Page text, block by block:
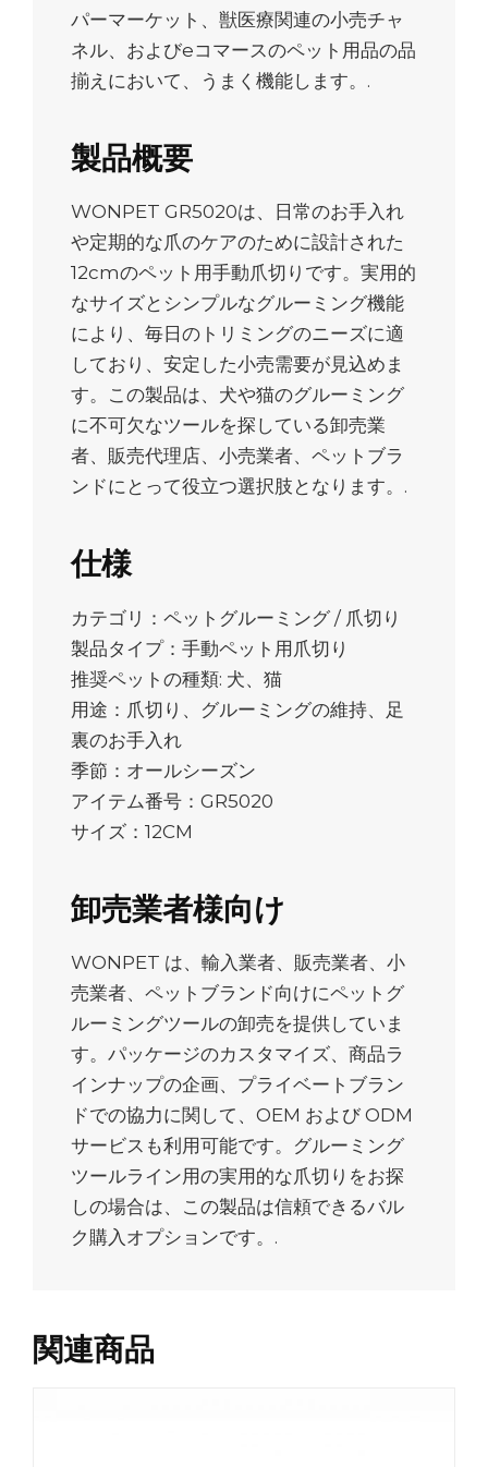
パーマーケット、獣医療関連の小売チャ
ネル、およびeコマースのペット用品の品
揃えにおいて、うまく機能します。.
製品概要
WONPET GR5020は、日常のお手入れ
や定期的な爪のケアのために設計された
12cmのペット用手動爪切りです。実用的
なサイズとシンプルなグルーミング機能
により、毎日のトリミングのニーズに適
しており、安定した小売需要が見込めま
す。この製品は、犬や猫のグルーミング
に不可欠なツールを探している卸売業
者、販売代理店、小売業者、ペットブラ
ンドにとって役立つ選択肢となります。.
仕様
カテゴリ：ペットグルーミング / 爪切り
製品タイプ：手動ペット用爪切り
推奨ペットの種類: 犬、猫
用途：爪切り、グルーミングの維持、足
裏のお手入れ
季節：オールシーズン
アイテム番号：GR5020
サイズ：12CM
卸売業者様向け
WONPET は、輸入業者、販売業者、小
売業者、ペットブランド向けにペットグ
ルーミングツールの卸売を提供していま
す。パッケージのカスタマイズ、商品ラ
インナップの企画、プライベートブラン
ドでの協力に関して、OEM および ODM
サービスも利用可能です。グルーミング
ツールライン用の実用的な爪切りをお探
しの場合は、この製品は信頼できるバル
ク購入オプションです。.
関連商品